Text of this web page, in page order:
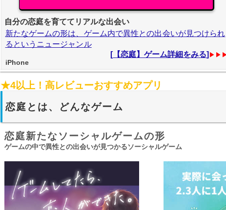
自分の恋庭を育ててリアルな出会い
新たなゲームの形は、ゲーム内で異性との出会いが見つけられ
るというニュージャンル
[【恋庭】ゲーム詳細をみる]
iPhone
★4以上！高レビューおすすめアプリ
恋庭とは、どんなゲーム
恋庭新たなソーシャルゲームの形
ゲームの中で異性との出会いが見つかるソーシャルゲーム